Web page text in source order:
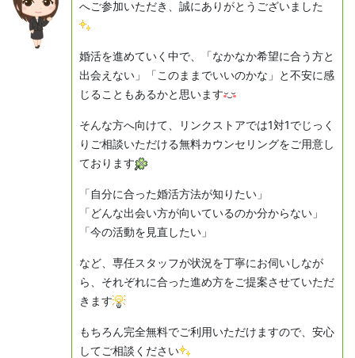
へご参加いただき、誠にありがとうございました
婚活を進めていく中で、「なかなか希望に合う方と
出会えない」「このままでいいのかな」と不安に感
じることもあるかと思います
そんな方へ向けて、リンクストアでは1対1でじっく
りご相談いただける無料カウンセリングをご用意し
ております
「自分に合った婚活方法が知りたい」
「どんな出会い方が向いているのか分からない」
「今の活動を見直したい」
など、専任スタッフが状況を丁寧にお伺いしなが
ら、それぞれに合った進め方をご提案させていただ
きます
もちろん完全無料でご利用いただけますので、安心
してご相談ください